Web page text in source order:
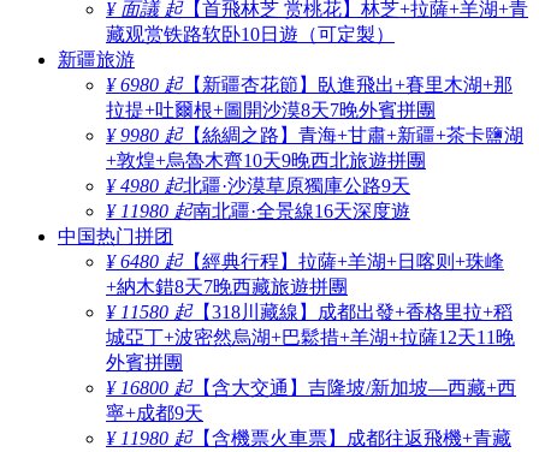
¥ 面議 起【首飛林芝 赏桃花】林芝+拉薩+羊湖+青
藏观赏铁路软卧10日遊（可定製）
新疆旅游
¥ 6980 起【新疆杏花節】臥進飛出+賽里木湖+那
拉提+吐爾根+圖開沙漠8天7晚外賓拼團
¥ 9980 起【絲綢之路】青海+甘肅+新疆+茶卡鹽湖
+敦煌+烏魯木齊10天9晚西北旅遊拼團
¥ 4980 起北疆·沙漠草原獨庫公路9天
¥ 11980 起南北疆·全景線16天深度遊
中国热门拼团
¥ 6480 起【經典行程】拉薩+羊湖+日喀则+珠峰
+納木錯8天7晚西藏旅遊拼團
¥ 11580 起【318川藏線】成都出發+香格里拉+稻
城亞丁+波密然烏湖+巴鬆措+羊湖+拉薩12天11晚
外賓拼團
¥ 16800 起【含大交通】吉隆坡/新加坡—西藏+西
寧+成都9天
¥ 11980 起【含機票火車票】成都往返飛機+青藏